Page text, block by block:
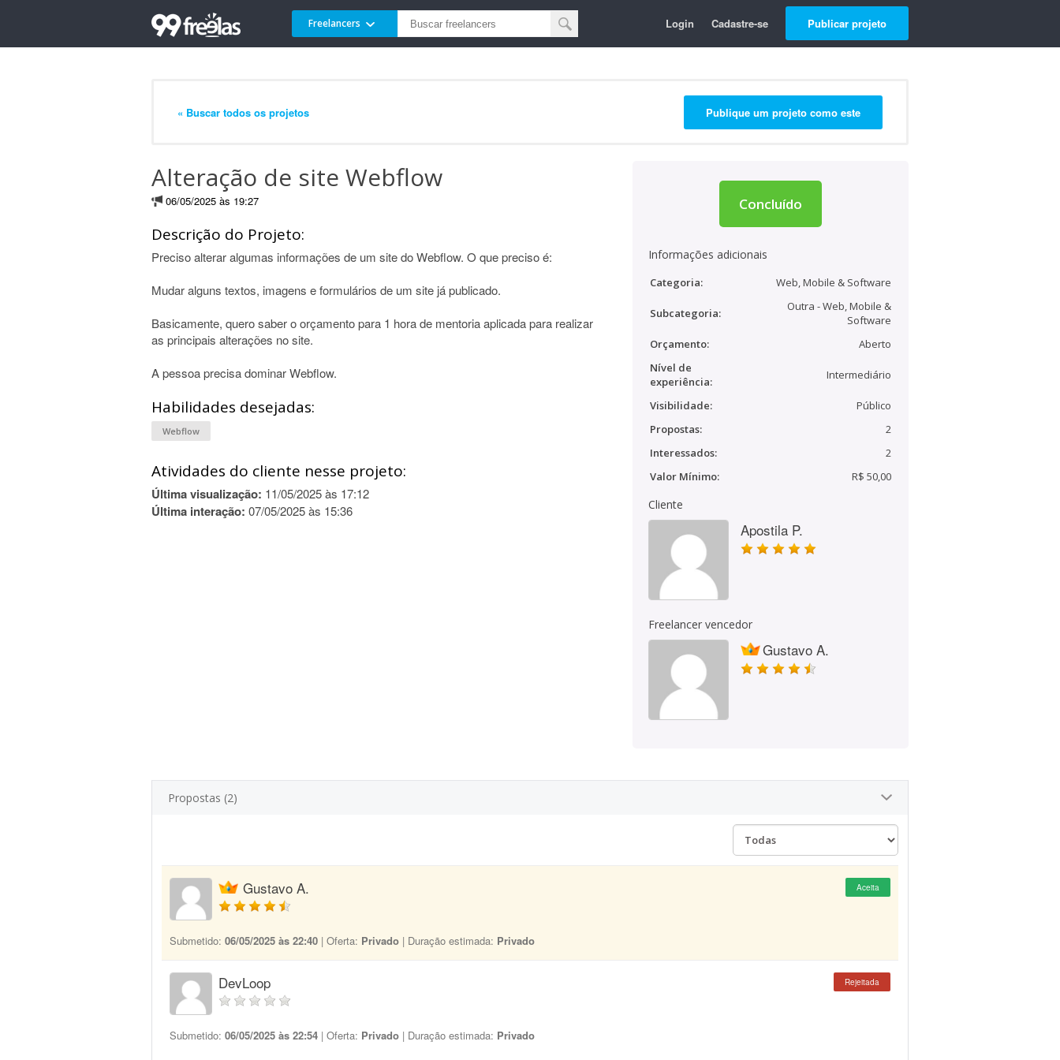
Freelancers Login Cadastre-se Publicar projeto
« Buscar todos os projetos Publique um projeto como este
Alteração de site Webflow
06/05/2025 às 19:27
Descrição do Projeto:
Preciso alterar algumas informações de um site do Webflow. O que preciso é:
Mudar alguns textos, imagens e formulários de um site já publicado.
Basicamente, quero saber o orçamento para 1 hora de mentoria aplicada para realizar
as principais alterações no site.
A pessoa precisa dominar Webflow.
Habilidades desejadas:
Webflow
Atividades do cliente nesse projeto:
Última visualização: 11/05/2025 às 17:12
Última interação: 07/05/2025 às 15:36
Concluído
Informações adicionais
Categoria: Web, Mobile & Software
Subcategoria:
Outra - Web, Mobile &
Software
Orçamento:
Aberto
Nível de
experiência:
Intermediário
Visibilidade:
Público
Propostas:
2
Interessados:
2
Valor Mínimo:
R$ 50,00
Cliente
Apostila P.
Freelancer vencedor
Gustavo A.
Propostas (2)
Gustavo A. Aceita
Submetido: 06/05/2025 às 22:40 | Oferta: Privado | Duração estimada: Privado
DevLoop Rejeitada
Submetido: 06/05/2025 às 22:54 | Oferta: Privado | Duração estimada: Privado